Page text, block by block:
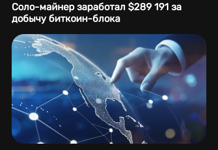
Соло-майнер заработал $289 191 за
добычу биткоин-блока